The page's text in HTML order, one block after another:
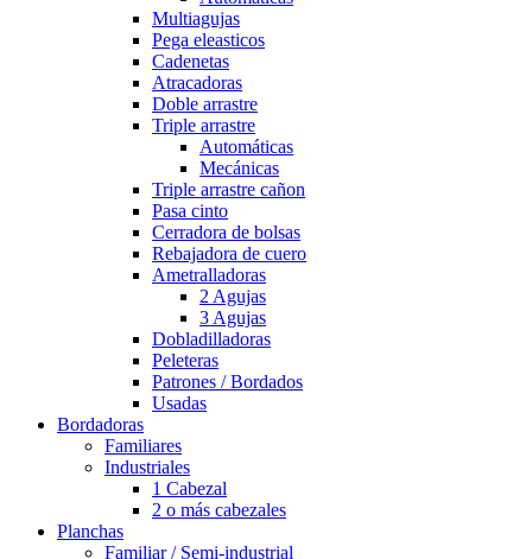
Multiagujas
Pega eleasticos
Cadenetas
Atracadoras
Doble arrastre
Triple arrastre
Automáticas
Mecánicas
Triple arrastre cañon
Pasa cinto
Cerradora de bolsas
Rebajadora de cuero
Ametralladoras
2 Agujas
3 Agujas
Dobladilladoras
Peleteras
Patrones / Bordados
Usadas
Bordadoras
Familiares
Industriales
1 Cabezal
2 o más cabezales
Planchas
Familiar / Semi-industrial